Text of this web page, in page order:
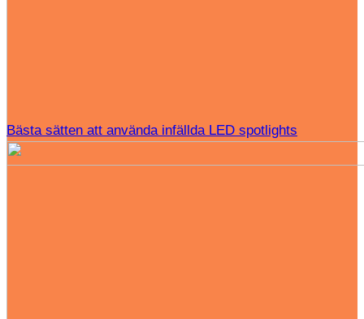
Bästa sätten att använda infällda LED spotlights